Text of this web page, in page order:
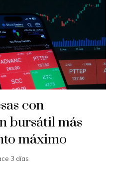
con
bursátil más
máximo
3 días